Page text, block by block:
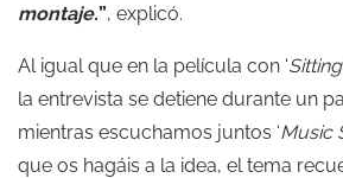
montaje.”, explicó.
Al igual que en la película con ‘
la entrevista se detiene durante un
mientras escuchamos juntos ‘Music
que os hagáis a la idea, el tema